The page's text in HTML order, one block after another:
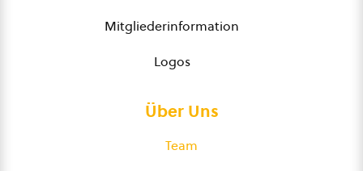
Mitgliederinformation
Logos
Über Uns
Team